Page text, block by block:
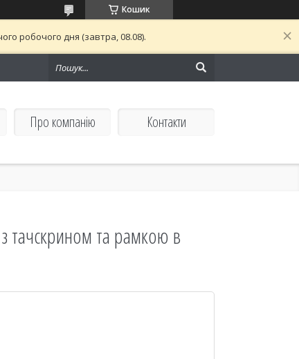
Кошик
робочого дня (завтра, 08.08).
Про компанію Контакти
тачскрином та рамкою в